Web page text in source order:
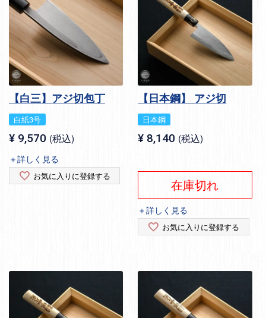
【白三】アジ切包丁
白紙3号
¥ 9,570 税込
＋詳しく見る
お気に入りに登録する
【日本鋼】 アジ切
日本鋼
¥ 8,140 税込
在庫切れ
＋詳しく見る
お気に入りに登録する